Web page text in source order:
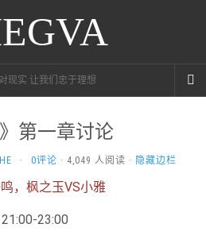
现实 让我们忠于理想
》第一章讨论
· 0评论 · 4,049 人阅读 · 隐藏边栏
鸣，枫之玉VS小雅
23:00